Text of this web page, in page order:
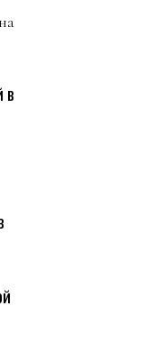
в